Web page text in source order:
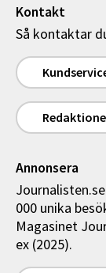
Kontakt
Så kontaktar
Annonsera
000 unika
Magasinet
ex (2025).